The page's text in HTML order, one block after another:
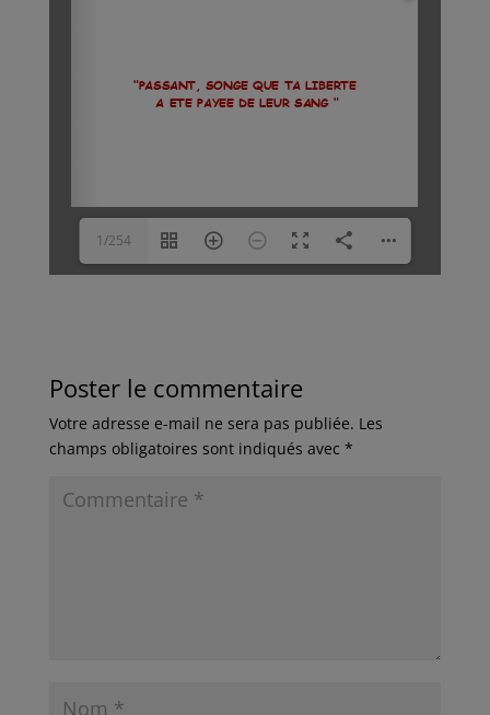
1/254
Poster le commentaire
Votre adresse e-mail ne sera pas publiée. Les
champs obligatoires sont indiqués avec *